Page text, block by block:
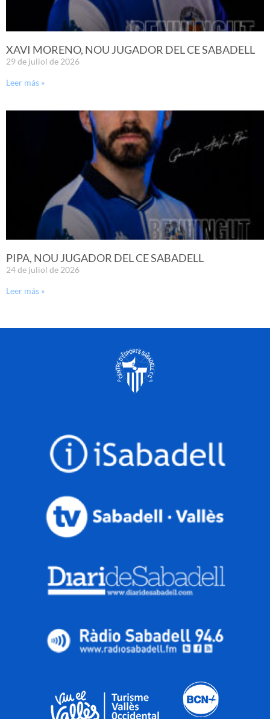
XAVI MORENO, NOU JUGADOR DEL CE SABADELL
29 de juliol de 2026
Leer más »
PIPA, NOU JUGADOR DEL CE SABADELL
24 de juliol de 2026
Leer más »